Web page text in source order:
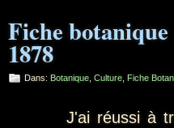
Fiche
1878
Dans: Botanique Culture Fiche
J'ai réussi à